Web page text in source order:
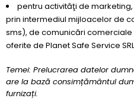
pentru activităţi de
prin intermediul mijloacelor de
sms), de comunicări
oferite de Planet Safe Service
Temei: Prelucrarea datelor
are la bază consimțământul
furnizați.